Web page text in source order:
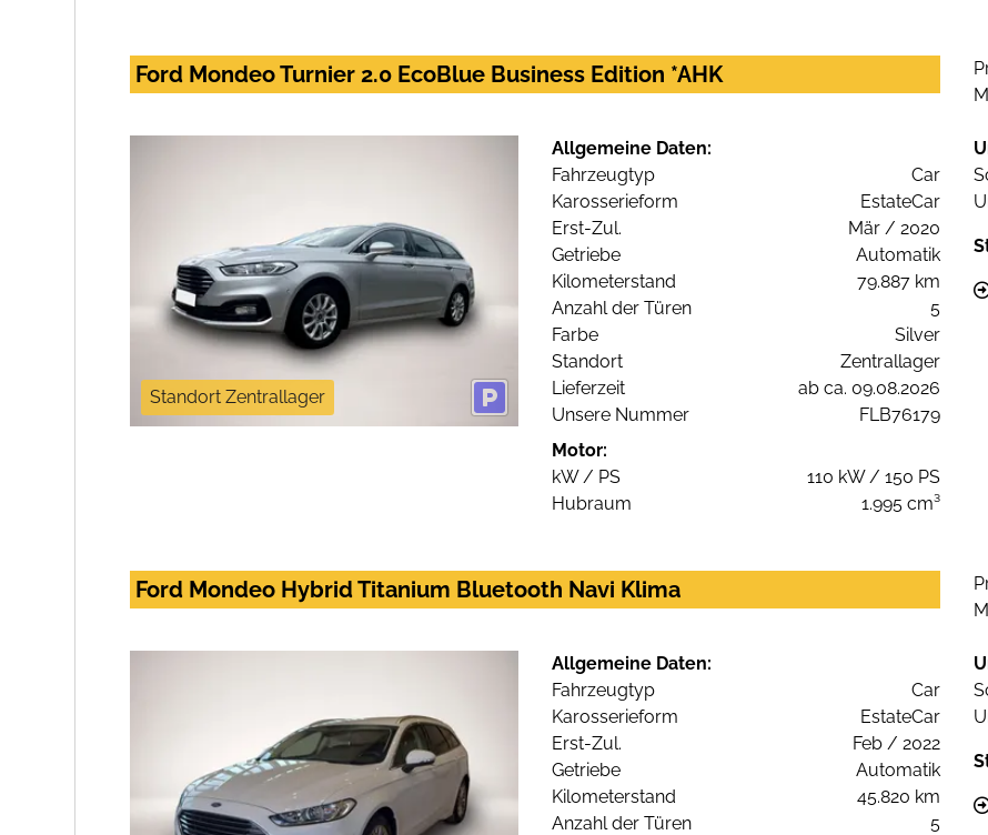
Ford Mondeo Turnier 2.0 EcoBlue Business Edition *AHK
Standort Zentrallager
Allgemeine Daten:
Fahrzeugtyp
Car
Karosserieform
EstateCar
Erst-Zul.
Mär / 2020
Getriebe
Automatik
Kilometerstand
79.887 km
Anzahl der Türen
5
Farbe
Silver
Standort
Zentrallager
Lieferzeit
ab ca. 09.08.2026
Unsere Nummer
FLB76179
Motor:
kW / PS
110 kW / 150 PS
Hubraum
1.995 cm³
Ford Mondeo Hybrid Titanium Bluetooth Navi Klima
Allgemeine Daten:
Fahrzeugtyp
Car
Karosserieform
EstateCar
Erst-Zul.
Feb / 2022
Getriebe
Automatik
Kilometerstand
45.820 km
Anzahl der Türen
5